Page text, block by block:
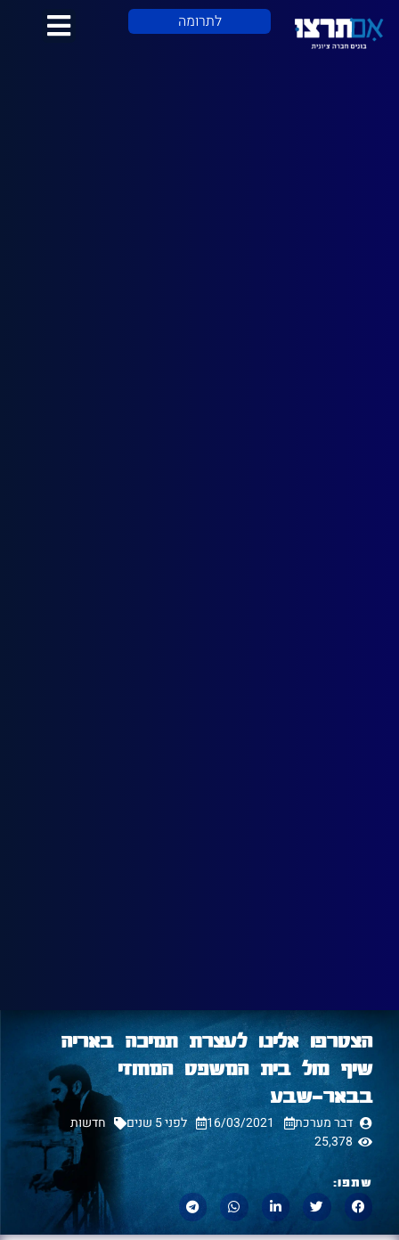
לתרומה
הצטרפו אלינו לעצרת תמיכה באריה
שיף מול בית המשפט המחוזי
בבאר-שבע
דבר מערכת 16/03/2021 לפני 5 שנים
חדשות
25,378
שתפו: